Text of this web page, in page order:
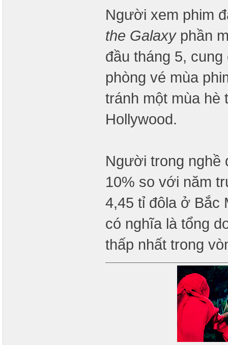
Người xem phim
the Galaxyphần
đầu tháng 5,
phòng vé mùa
tránh một mùa hè
Hollywood.
Người trong nghề
10% so với năm
4,45 tỉ đôla ở Bắc
có nghĩa là tổng
thấp nhất trong